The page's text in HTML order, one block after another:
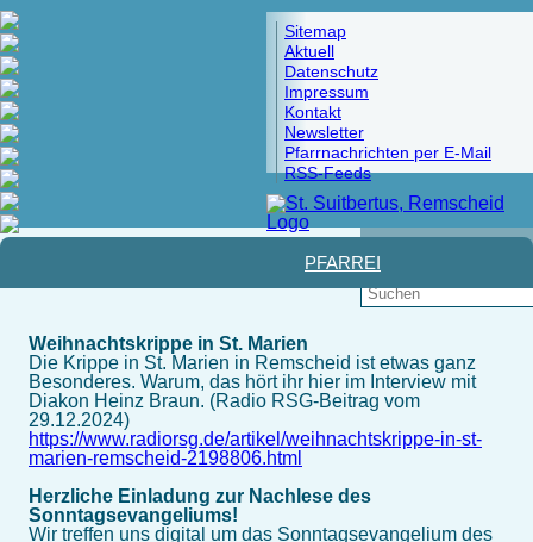
Sitemap
Aktuell
Datenschutz
Impressum
Kontakt
Newsletter
Pfarrnachrichten per E-Mail
RSS-Feeds
PFARREI
Weihnachtskrippe in St. Marien
Die Krippe in St. Marien in Remscheid ist etwas ganz
Besonderes. Warum, das hört ihr hier im Interview mit
Diakon Heinz Braun. (Radio RSG-Beitrag vom
29.12.2024)
https://www.radiorsg.de/artikel/weihnachtskrippe-in-st-
marien-remscheid-2198806.html
Herzliche Einladung zur Nachlese des
Sonntagsevangeliums!
Wir treffen uns digital um das Sonntagsevangelium des